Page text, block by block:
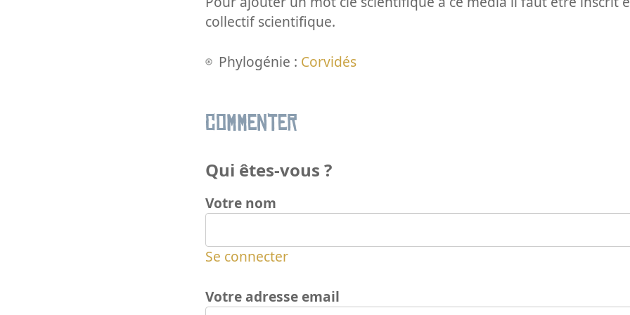
collectif scientifique.
Phylogénie : Corvidés
Commenter
Qui êtes-vous ?
Votre nom
Se connecter
Votre adresse email